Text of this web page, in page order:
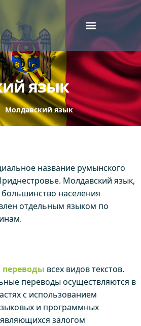
язык
Молдавский язык
название румынского
Молдавский язык,
населения
отдельным языком по
переводы всех видов текстов.
переводы осуществляются в
с использованием
и программных
залогом